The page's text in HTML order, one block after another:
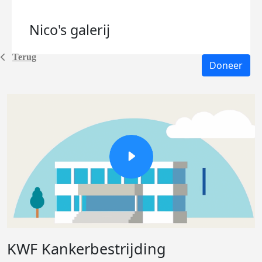
Terug
Nico's galerij
Doneer
KWF Kankerbestrijding